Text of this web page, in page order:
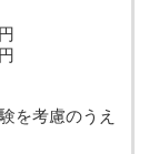
を考慮のうえ